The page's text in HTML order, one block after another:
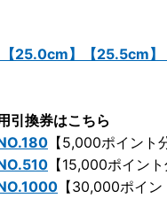
【25.0cm】 【25.5cm】
引換券はこちら
【5,000ポイント
【15,000ポイント
【30,000ポイン